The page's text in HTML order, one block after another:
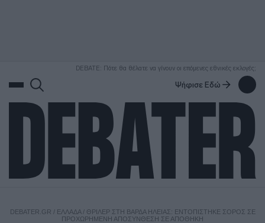
DEBATE: Πότε θα θέλατε να γίνουν οι επόμενες εθνικές εκλογές;
Ψήφισε Εδώ
DEBATER.GR / ΕΛΛΑΔΑ/ ΘΡΊΛΕΡ ΣΤΗ ΒΆΡΔΑ ΗΛΕΊΑΣ: ΕΝΤΟΠΊΣΤΗΚΕ ΣΟΡΌΣ ΣΕ
ΠΡΟΧΩΡΗΜΈΝΗ ΑΠΟΣΎΝΘΕΣΗ ΣΕ ΑΠΟΘΉΚΗ